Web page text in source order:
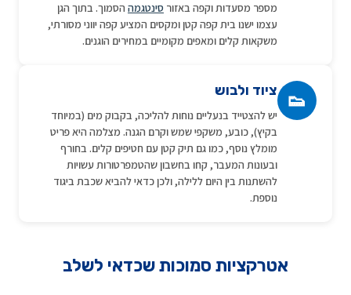
מספר מסעדות וקפה באזור סינטגמההסמוך. בתוך הגן
עצמו ישנו בית קפה קטן ומקסים המציע קפה יווני מסורתי,
משקאות קלים ומאפים מקומיים במחירים הוגנים.
👟 ציוד ולבוש
יש להצטייד בנעליים נוחות להליכה, בקבוק מים (במיוחד
בקיץ), כובע, משקפי שמש וקרם הגנה. מצלמה היא פריט
מומלץ נוסף, כמו גם תיק קטן עם חטיפים קלים. בחורף
ובעונות המעבר, קחו בחשבון שהטמפרטורות עשויות
להשתנות בין היום ללילה, ולכן כדאי להביא שכבת ביגוד
נוספת.
אטרקציות סמוכות שכדאי לשלב